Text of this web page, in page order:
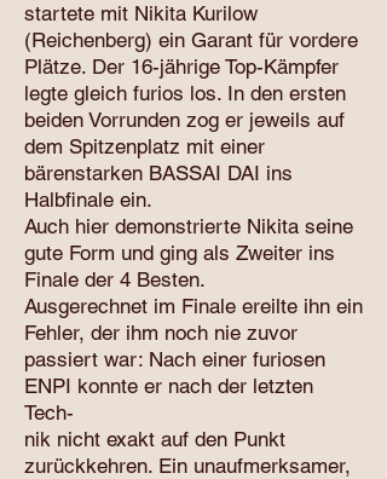
startete mit Nikita Kurilow
(Reichenberg) ein Garant für vordere
Plätze. Der 16-jährige Top-Kämpfer
legte gleich furios los. In den ersten
beiden Vorrunden zog er jeweils auf
dem Spitzenplatz mit einer
bärenstarken BASSAI DAI ins
Halbfinale ein.
Auch hier demonstrierte Nikita seine
gute Form und ging als Zweiter ins
Finale der 4 Besten.
Ausgerechnet im Finale ereilte ihn ein
Fehler, der ihm noch nie zuvor
passiert war: Nach einer furiosen
ENPI konnte er nach der letzten
Tech-
nik nicht exakt auf den Punkt
zurückkehren. Ein unaufmerksamer,